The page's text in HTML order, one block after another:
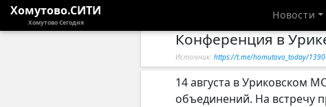
Хомутово.СИТИ
Хомутово Сегодня
Новости
Конференция в
Источник: https://t.me/homutovo_today/
14 августа в Уриковском
объединений. На встречу